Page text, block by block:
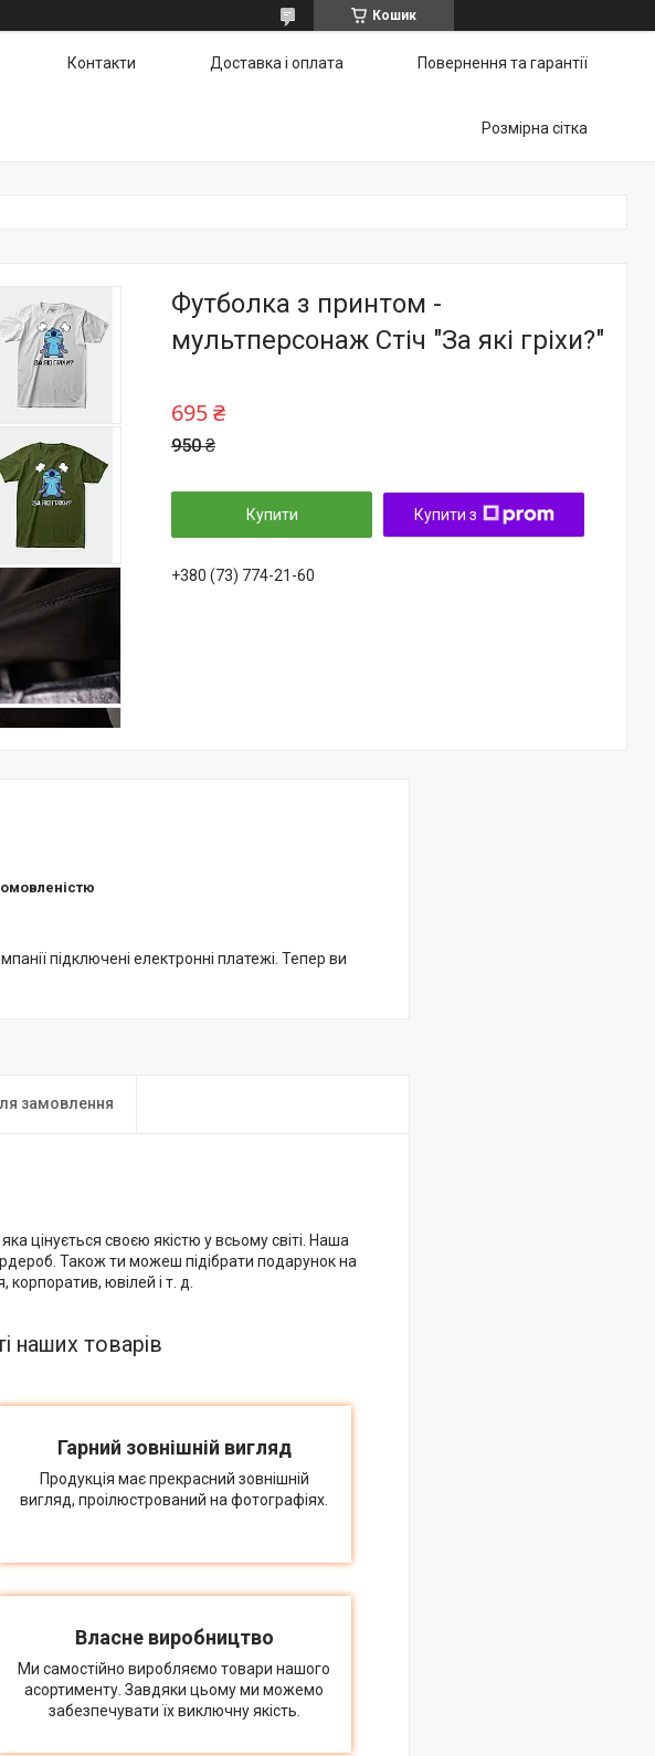
Кошик
Контакти Доставка і оплата Повернення та гарантії
Розмірна сітка
Футболка з принтом -
мультперсонаж Стіч "За які гріхи?"
950 ₴
695 ₴
Купити Купити з
+380 (73) 774-21-60
підключені електронні платежі. Тепер ви
замовлення
цінується своєю якістю у всьому світі. Наша
Також ти можеш підібрати подарунок на
ювілей і т. д.
наших товарів
Гарний зовнішній вигляд
Продукція має прекрасний зовнішній
вигляд, проілюстрований на фотографіях.
Власне виробництво
Ми самостійно виробляємо товари нашого
асортименту. Завдяки цьому ми можемо
забезпечувати їх виключну якість.